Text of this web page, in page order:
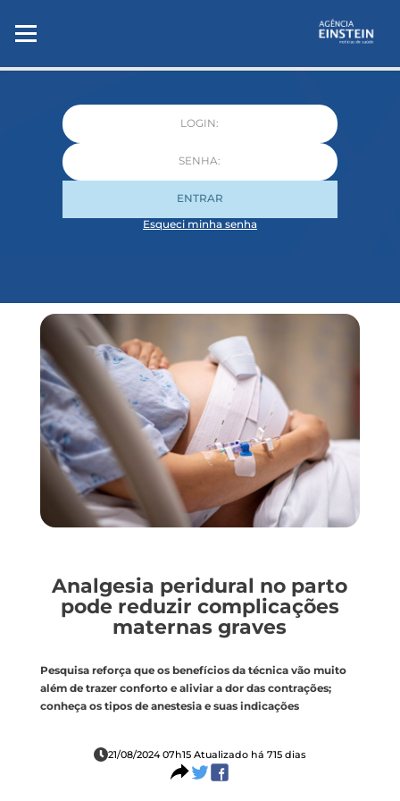
ENTRAR
Esqueci minha senha
Analgesia peridural no parto
pode reduzir complicações
maternas graves
Pesquisa reforça que os benefícios da técnica vão muito
além de trazer conforto e aliviar a dor das contrações;
conheça os tipos de anestesia e suas indicações
21/08/2024 07h15 Atualizado há 715 dias